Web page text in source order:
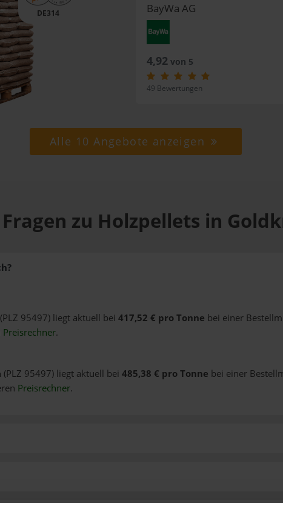
DE314 BayWa AG
4,92von 5
49 Bewertungen
Alle 10 Angebote anzeigen
zu Holzpellets in
95497) liegt aktuell bei 417,52 € pro Tonne bei einer
Preisrechner.
95497) liegt aktuell bei 485,38 € pro Tonne bei einer
Preisrechner.